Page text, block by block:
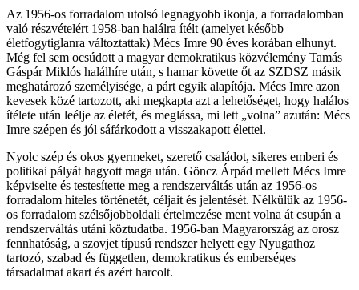
Az 1956-os forradalom utolsó legnagyobb ikonja, a forradalomban
való részvételért 1958-ban halálra ítélt (amelyet később
életfogytiglanra változtattak) Mécs Imre 90 éves korában elhunyt.
Még fel sem ocsúdott a magyar demokratikus közvélemény Tamás
Gáspár Miklós halálhíre után, s hamar követte őt az SZDSZ másik
meghatározó személyisége, a párt egyik alapítója. Mécs Imre azon
kevesek közé tartozott, aki megkapta azt a lehetőséget, hogy halálos
ítélete után leélje az életét, és meglássa, mi lett „volna” azután: Mécs
Imre szépen és jól sáfárkodott a visszakapott élettel.
Nyolc szép és okos gyermeket, szerető családot, sikeres emberi és
politikai pályát hagyott maga után. Göncz Árpád mellett Mécs Imre
képviselte és testesítette meg a rendszerváltás után az 1956-os
forradalom hiteles történetét, céljait és jelentését. Nélkülük az 1956-
os forradalom szélsőjobboldali értelmezése ment volna át csupán a
rendszerváltás utáni köztudatba. 1956-ban Magyarország az orosz
fennhatóság, a szovjet típusú rendszer helyett egy Nyugathoz
tartozó, szabad és független, demokratikus és emberséges
társadalmat akart és azért harcolt.